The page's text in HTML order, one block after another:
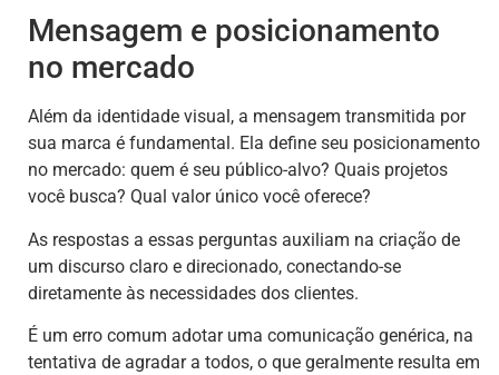
Mensagem e posicionamento
no mercado
Além da identidade visual, a mensagem transmitida por
sua marca é fundamental. Ela define seu posicionamento
no mercado: quem é seu público-alvo? Quais projetos
você busca? Qual valor único você oferece?
As respostas a essas perguntas auxiliam na criação de
um discurso claro e direcionado, conectando-se
diretamente às necessidades dos clientes.
É um erro comum adotar uma comunicação genérica, na
tentativa de agradar a todos, o que geralmente resulta em